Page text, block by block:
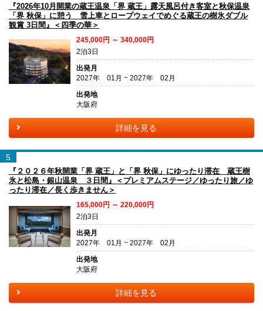
『2026年10月開業の蔵王温泉「界 蔵王」露天風呂付き客室と秋保温泉
「界 秋保」に憩う 雪上車とロープウェイでめぐる蔵王の樹氷ダブル
観賞 3日間』＜四季の華＞
245,000円 ～ 340,000円
2泊3日
出発月
2027年 01月 ~ 2027年 02月
出発地
大阪府
詳細を見る
5
『２０２６年秋開業「界 蔵王」と「界 秋保」にゆったり滞在 蔵王樹
氷と松島・銀山温泉 ３日間』＜プレミアムステージ／ゆったり旅／ゆ
ったり滞在／長く歩きません＞
165,000円 ～ 220,000円
2泊3日
出発月
2027年 01月 ~ 2027年 02月
出発地
大阪府
詳細を見る